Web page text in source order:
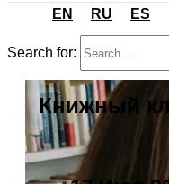
EN RU ES
Search for:
Книжный